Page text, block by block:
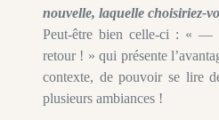
nouvelle, laquelle choisiriez-
Peut-être bien celle-ci : « —
retour ! » qui présente
contexte, de pouvoir se lire
plusieurs ambiances !